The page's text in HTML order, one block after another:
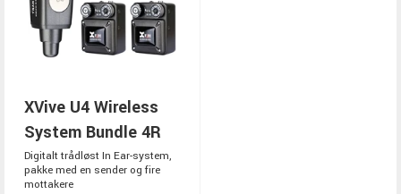
XVive U4 Wireless
System Bundle 4R
Digitalt trådløst In Ear-system,
pakke med en sender og fire
mottakere